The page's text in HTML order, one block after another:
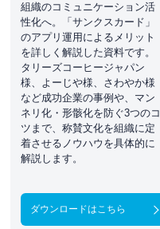
組織のコミュニケーション活
性化へ。「サンクスカード」
のアプリ運用によるメリット
を詳しく解説した資料です。
タリーズコーヒージャパン
様、よーじや様、さわやか様
など成功企業の事例や、マン
ネリ化・形骸化を防ぐ3つのコ
ツまで、称賛文化を組織に定
着させるノウハウを具体的に
解説します。
ダウンロードはこちら